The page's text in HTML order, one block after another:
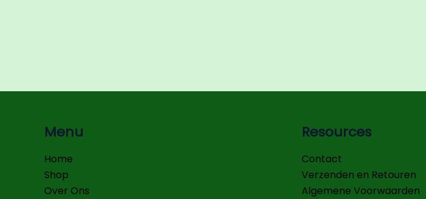
Menu
Home
Shop
Over Ons
Resources
Contact
Verzenden en Retouren
Algemene Voorwaarden